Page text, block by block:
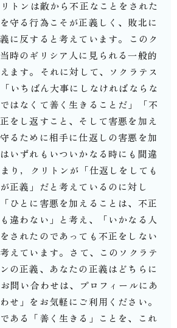
トンは敵から不正なことをされた
守る行為こそが正義しく、敗北に
に反すると考えています。⁡このク
時のギリシア人に見られる一般的
ます。⁡それに対して、ソクラテス
いちばん大事にしなければならな
はなくて善く生きることだ」⁡「不
をし返すこと、そして害悪を加え
るために相手に仕返しの害悪を加
いずれもいついかなる時にも間違
り，クリトンが「仕返しをしても
正義」だと考えているのに対し
ひとに害悪を加えることは、不正
違わない」と考え、「いかなる人
されたのであっても不正をしない
えています。⁡さて、このソクラテ
の正義、あなたの正義はどちらに
問い合わせは、プロフィールにあ
せ」をお気軽にご利用ください。⁡
ある「善く生きる」ことを、これ